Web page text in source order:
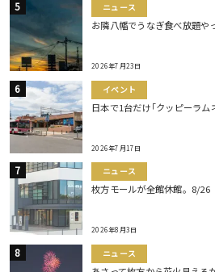
ニュース
お隣八幡でうなぎ食べ放題や
2026年7月23日
イベント
日本で1台だけ｢クッピーラ
2026年7月17日
ニュース
枚方モールが全館休館。8/26
2026年8月3日
ニュース